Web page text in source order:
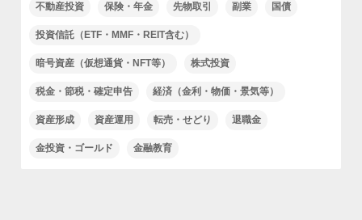
不動産投資 保険・年金 先物取引 副業 国債
投資信託（ETF・MMF・REIT含む）
暗号資産（仮想通貨・NFT等） 株式投資
税金・節税・確定申告 経済（金利・物価・景気等）
資産形成 資産運用 転売・せどり 退職金
金投資・ゴールド 金融教育